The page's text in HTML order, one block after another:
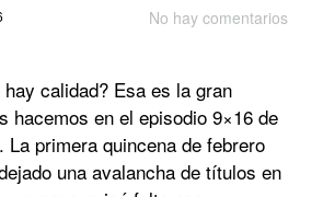
No hay comentarios
calidad? Esa es la gran
hacemos en el episodio 9×16 de
La primera quincena de febrero
una avalancha de títulos en